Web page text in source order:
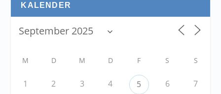
KALENDER
M D M D F S S
1 2 3 4 5 6 7